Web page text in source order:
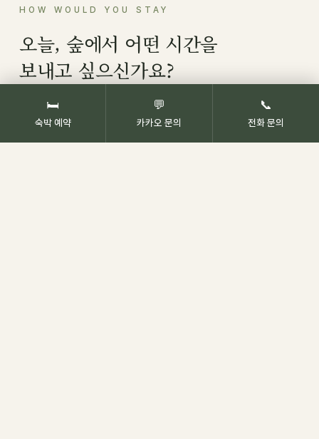
HOW WOULD YOU STAY
오늘, 숲에서 어떤 시간을
보내고 싶으신가요?
🛏
숙박 예약
💬
카카오 문의
📞
전화 문의